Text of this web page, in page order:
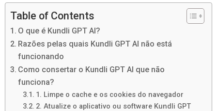
Table of Contents
O que é Kundli GPT AI?
Razões pelas quais Kundli GPT AI não está
funcionando
Como consertar o Kundli GPT AI que não
funciona?
1. Limpe o cache e os cookies do navegador
2. Atualize o aplicativo ou software Kundli GPT